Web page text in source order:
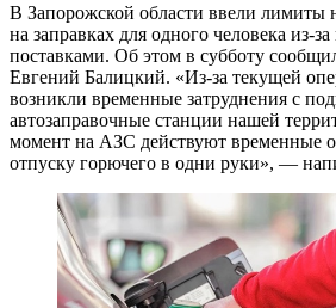
В Запорожской области ввели лимиты
на заправках для одного человека из-
поставками. Об этом в субботу
Евгений Балицкий. «Из-за текущей
возникли временные затруднения с
автозаправочные станции нашей
момент на АЗС действуют временные
отпуску горючего в одни руки», —